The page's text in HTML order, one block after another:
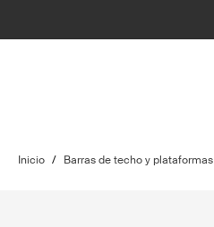
Inicio / Barras de techo y plataformas